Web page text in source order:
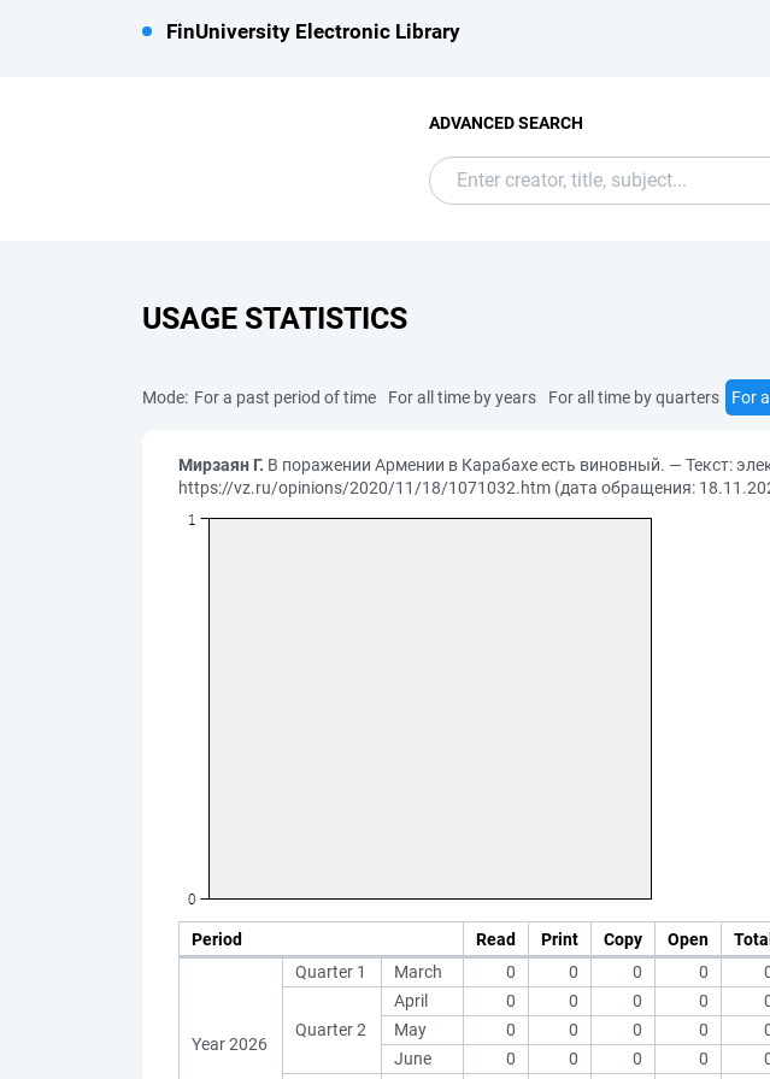
FinUniversity Electronic Library
ADVANCED SEARCH
USAGE STATISTICS
Mode: For a past period of time For all time by years For all time by quarters For
Мирзаян Г. В поражении Армении в Карабахе есть виновный. — Текст:
https://vz.ru/opinions/2020/11/18/1071032.htm (дата обращения:
Period Read Print Copy Open Total
Year 2026
Quarter 1 March 0 0 0 0
Quarter 2
April 0 0 0 0
May
0 0 0 0
June
0 0 0 0